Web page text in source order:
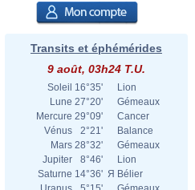
Transits et éphémérides
9 août, 03h24 T.U.
Soleil 16°35'
Lion
Lune 27°20'
Gémeaux
Mercure 29°09'
Cancer
Vénus
2°21'
Balance
Mars 28°32'
Gémeaux
Jupiter
8°46'
Lion
Saturne 14°36' Я Bélier